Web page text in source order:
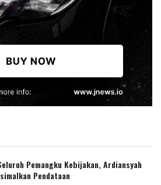
Pemangku Kebijakan, Ardiansyah
Pendataan